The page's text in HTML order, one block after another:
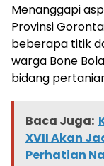
Menanggapi
Provinsi
beberapa titik
warga Bone
bidang
Baca Juga:
XVII Akan
Perhatian